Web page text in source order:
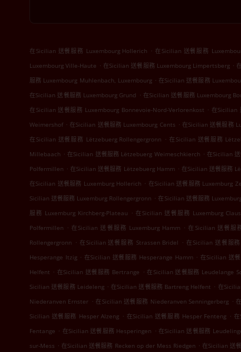
在Sicilian 送餐服務 Luxembourg Hollerich . 在Sicilian 送餐服務
Luxembourg Ville-Haute . 在Sicilian 送餐服務 Luxembourg Limpertsberg .
服務 Luxembourg Muhlenbach, Luxembourg . 在Sicilian 送餐服務
在Sicilian 送餐服務 Luxembourg Grund . 在Sicilian 送餐服務 Luxembourg
在Sicilian 送餐服務 Luxembourg Bonnevoie-Nord-Verlorenkost . 在Sicilian
Weimershof . 在Sicilian 送餐服務 Luxembourg Cents . 在Sicilian 送餐服務
在Sicilian 送餐服務 Lëtzebuerg Rollengergronn . 在Sicilian 送餐服務
Millebaach . 在Sicilian 送餐服務 Lëtzebuerg Weimeschkierch . 在Sicilian
Polfermillen . 在Sicilian 送餐服務 Lëtzebuerg Hamm . 在Sicilian 送餐服務
在Sicilian 送餐服務 Luxemburg Hollerich . 在Sicilian 送餐服務 Luxemburg
Sicilian 送餐服務 Luxemburg Rollengergronn . 在Sicilian 送餐服務
服務 Luxemburg Kirchberg-Plateau . 在Sicilian 送餐服務 Luxemburg
Polfermillen . 在Sicilian 送餐服務 Luxemburg Hamm . 在Sicilian 送餐服
Rollengergronn . 在Sicilian 送餐服務 Strassen Bridel . 在Sicilian 送餐服
Hesperange Itzig . 在Sicilian 送餐服務 Hesperange Hamm . 在Sicilian 送
Helfent . 在Sicilian 送餐服務 Bertrange . 在Sicilian 送餐服務 Leudelange
Sicilian 送餐服務 Leideleng . 在Sicilian 送餐服務 Bartreng Helfent . 在
Niederanven Ernster . 在Sicilian 送餐服務 Niederanven Senningerberg .
Sicilian 送餐服務 Hesper Alzeng . 在Sicilian 送餐服務 Hesper Fenteng .
Fentange . 在Sicilian 送餐服務 Hesperingen . 在Sicilian 送餐服務
sur-Mess . 在Sicilian 送餐服務 Recken op der Mess Riedgen . 在Sicilian 送